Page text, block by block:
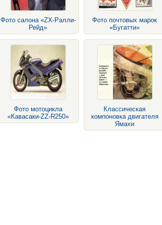
Фото салона «ZX-Ралли-
Рейд»
Фото почтовых марок
«Бугатти»
Фото мотоцикла
«Кавасаки-ZZ-R250»
Классическая
компоновка двигателя
Ямахи